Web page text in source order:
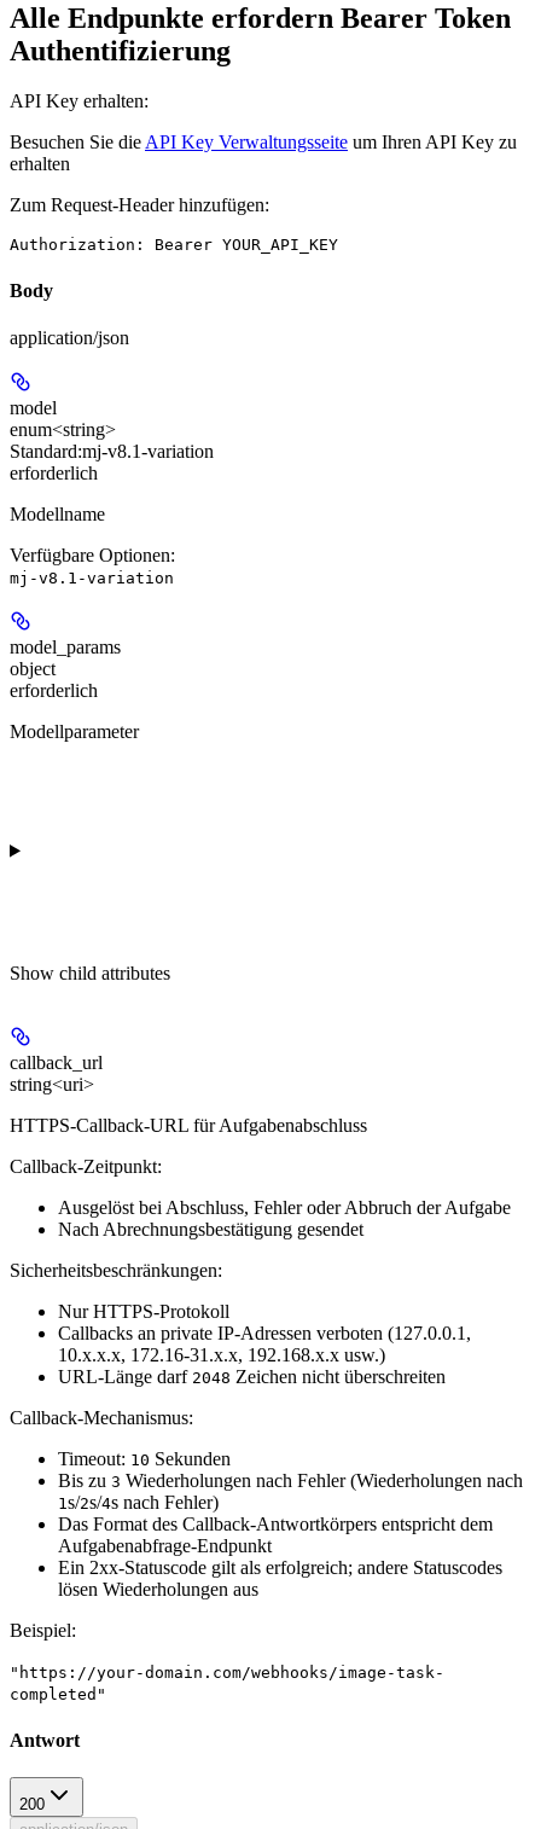
Alle Endpunkte erfordern Bearer Token
Authentifizierung
API Key erhalten:
Besuchen Sie dieAPI Key Verwaltungsseite um Ihren API Key zu
erhalten
Zum Request-Header hinzufügen:
Authorization: Bearer YOUR_API_KEY
Body
application/json
model
enum<string>
Standard:mj-v8.1-variation
erforderlich
Modellname
Verfügbare Optionen:
mj-v8.1-variation
model_params
object
erforderlich
Modellparameter
Show child attributes
callback_url
string<uri>
HTTPS-Callback-URL für Aufgabenabschluss
Callback-Zeitpunkt:
Ausgelöst bei Abschluss, Fehler oder Abbruch der Aufgabe
Nach Abrechnungsbestätigung gesendet
Sicherheitsbeschränkungen:
Nur HTTPS-Protokoll
Callbacks an private IP-Adressen verboten (127.0.0.1,
10.x.x.x, 172.16-31.x.x, 192.168.x.x usw.)
URL-Länge darf 2048 Zeichen nicht überschreiten
Callback-Mechanismus:
Timeout: 10 Sekunden
Bis zu 3 Wiederholungen nach Fehler (Wiederholungen nach
1 s/2s/4s nach Fehler)
Das Format des Callback-Antwortkörpers entspricht dem
Aufgabenabfrage-Endpunkt
Ein 2xx-Statuscode gilt als erfolgreich; andere Statuscodes
lösen Wiederholungen aus
Beispiel:
"https://your-domain.com/webhooks/image-task-
completed"
Antwort
200